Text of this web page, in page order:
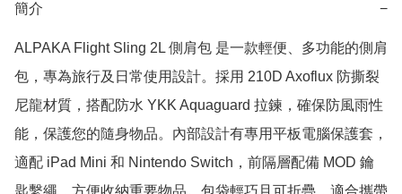
簡介 −
ALPAKA Flight Sling 2L 側肩包 是一款輕便、多功能的側肩
包，專為旅行及日常使用設計。採用 210D Axoflux 防撕裂
尼龍材質，搭配防水 YKK Aquaguard 拉鍊，確保防風雨性
能，保護您的隨身物品。內部設計有專用平板電腦保護套，
適配 iPad Mini 和 Nintendo Switch，前隔層配備 MOD 鑰